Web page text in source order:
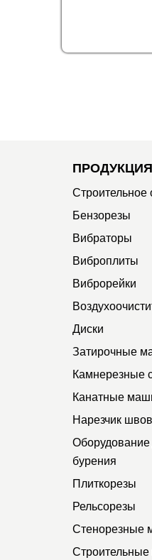
ПРОДУКЦИЯ
Строительное
Бензорезы
Вибраторы
Виброплиты
Виброрейки
Диски
Затирочные
Камнерезные
Канатные
Нарезчик швов
бурения
Плиткорезы
Рельсорезы
Стенорезные